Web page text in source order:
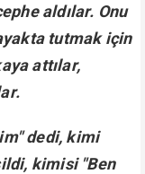
aldılar. Onu
tutmak için
attılar,
dedi, kimi
kimisi "Ben